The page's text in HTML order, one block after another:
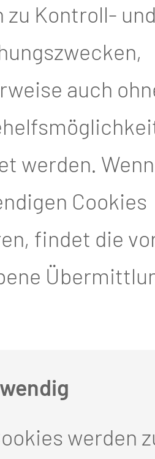
von der
– entfalte
in der
starke
– Teile, die
lebendig
zu Kontroll-
auch
werden.
Cookies
findet die
werden